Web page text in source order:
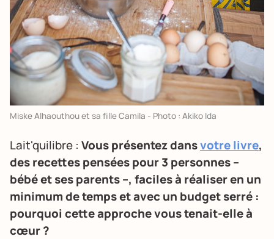
Miske Alhaouthou et sa fille Camila - Photo : Akiko Ida
Lait'quilibre : Vous présentez dansvotre livre,
des recettes pensées pour 3 personnes –
bébé et ses parents –, faciles à réaliser en un
minimum de temps et avec un budget serré :
pourquoi cette approche vous tenait-elle à
cœur ?